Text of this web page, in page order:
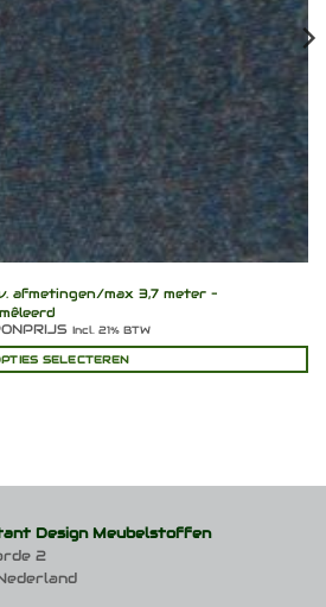
afmetingen/max 3,7 meter –
Incl. 21% BTW
SELECTEREN
Design Meubelstoffen
2